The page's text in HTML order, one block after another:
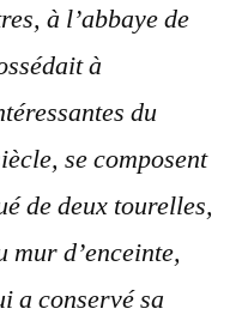
à l’abbaye de
à
du
se composent
de deux tourelles,
mur d’enceinte,
a conservé sa